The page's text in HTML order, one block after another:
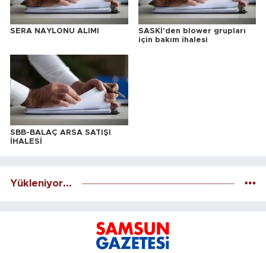
SERA NAYLONU ALIMI
SASKİ'den blower grupları
için bakım ihalesi
SBB-BALAÇ ARSA SATIŞI
İHALESİ
Yükleniyor...